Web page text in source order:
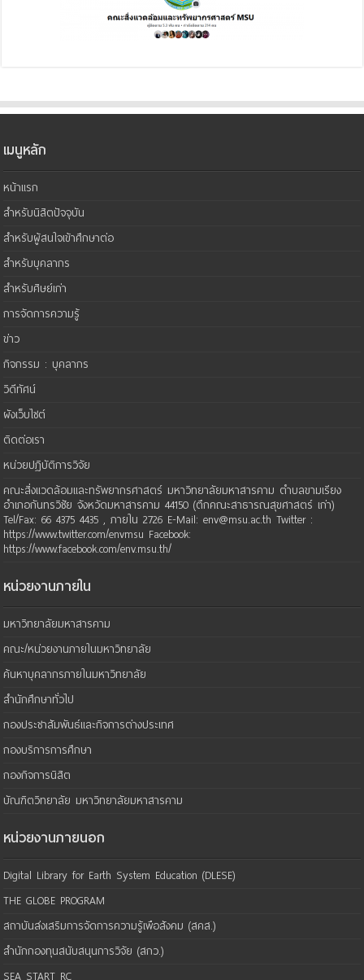
เมนูหลัก
หน้าแรก
สำหรับนิสิตปัจจุบัน
สำหรับผู้สนใจเข้าศึกษาต่อ
สำหรับบุคลากร
สำหรับศิษย์เก่า
การจัดการความรู้
ข่าว
กิจกรรม : บุคลากร
วิดีทัศน์
ผังเว็บไซต์
ติดต่อเรา
หน่วยปฏิบัติการวิจัย
คณะสิ่งแวดล้อมและทรัพยากรศาสตร์ มหาวิทยาลัยมหาสารคาม ตำบลขามเรียง
อำเภอกันทรวิชัย จังหวัดมหาสารคาม 44150 (ตึกคณะสาธารณสุขศาสตร์ เก่า)
Tel/Fax: 66 4375 4435 , ภายใน 2726 E-Mail: env@msu.ac.th Twitter :
https://www.twitter.com/envmsu Facebook:
https://www.facebook.com/env.msu.th/
หน่วยงานภายใน
มหาวิทยาลัยมหาสารคาม
คณะ/หน่วยงานภายในมหาวิทยาลัย
ค้นหาบุคลากรภายในมหาวิทยาลัย
สำนักศึกษาทั่วไป
กองประชาสัมพันธ์และกิจการต่างประเทศ
กองบริการการศึกษา
กองกิจการนิสิต
บัณฑิตวิทยาลัย มหาวิทยาลัยมหาสารคาม
หน่วยงานภายนอก
Digital Library for Earth System Education (DLESE)
THE GLOBE PROGRAM
สถาบันส่งเสริมการจัดการความรู้เพือสังคม (สคส.)
สำนักกองทุนสนับสนุนการวิจัย (สกว.)